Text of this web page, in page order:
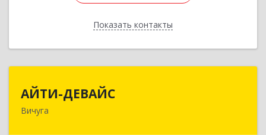
Показать контакты
Назад
АЙТИ-ДЕВАЙС
Вичуга155334, Ивановская обл, г.о. Вичуга, Вичуга г,